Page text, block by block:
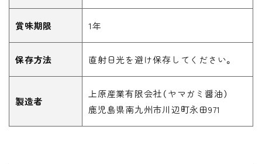
賞味期限 1年
保存方法 直射日光を避け保存してください。
製造者
上原産業有限会社（ヤマガミ醤油）
鹿児島県南九州市川辺町永田971